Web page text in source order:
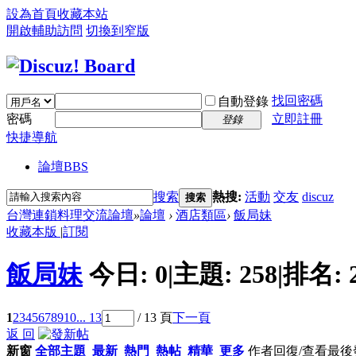
設為首頁收藏本站
開啟輔助訪問 切換到窄版
自動登錄 找回密碼
密碼
登錄
立即註冊
快捷導航
論壇BBS
搜索 搜索 熱搜: 活動 交友 discuz
台灣連鎖料理交流論壇»論壇 › 酒店類區› 飯局妹
收藏本版 |訂閱
飯局妹 今日: 0|主題: 258|排名:
12345678910... 13 / 13 頁下一頁
返 回
新窗 全部主題 最新 熱門 熱帖 精華 更多 作者回復/查看最後